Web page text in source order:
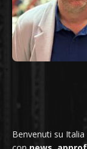
Benvenuti su